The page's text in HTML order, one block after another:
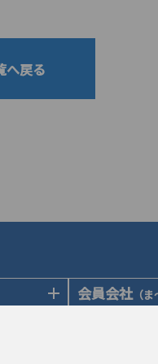
へ戻る
会員会社 （